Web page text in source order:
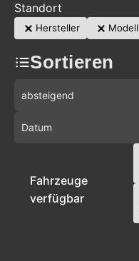
Standort
Hersteller Modell
Sortieren
absteigend
Datum
Fahrzeuge
verfügbar